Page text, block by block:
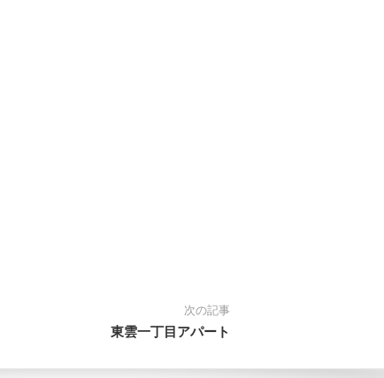
次の記事
東雲一丁目アパート